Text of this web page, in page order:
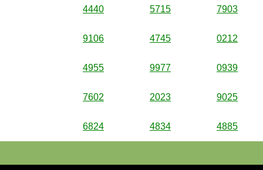
4440 5715 7903
9106 4745 0212
4955 9977 0939
7602 2023 9025
6824 4834 4885